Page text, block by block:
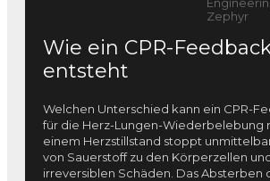
Zephyr
Wie ein CPR-
entsteht
Welchen Unterschied kann ein CPR-
für die Herz-Lungen-Wiederbelebung
einem Herzstillstand stoppt
von Sauerstoff zu den Körperzellen
irreversiblen Schäden. Das Absterben